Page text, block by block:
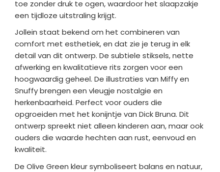
toe zonder druk te ogen, waardoor het slaapzakje
een tijdloze uitstraling krijgt.
Jollein staat bekend om het combineren van
comfort met esthetiek, en dat zie je terug in elk
detail van dit ontwerp. De subtiele stiksels, nette
afwerking en kwalitatieve rits zorgen voor een
hoogwaardig geheel. De illustraties van Miffy en
Snuffy brengen een vleugje nostalgie en
herkenbaarheid. Perfect voor ouders die
opgroeiden met het konijntje van Dick Bruna. Dit
ontwerp spreekt niet alleen kinderen aan, maar ook
ouders die waarde hechten aan rust, eenvoud en
kwaliteit.
De Olive Green kleur symboliseert balans en natuur,